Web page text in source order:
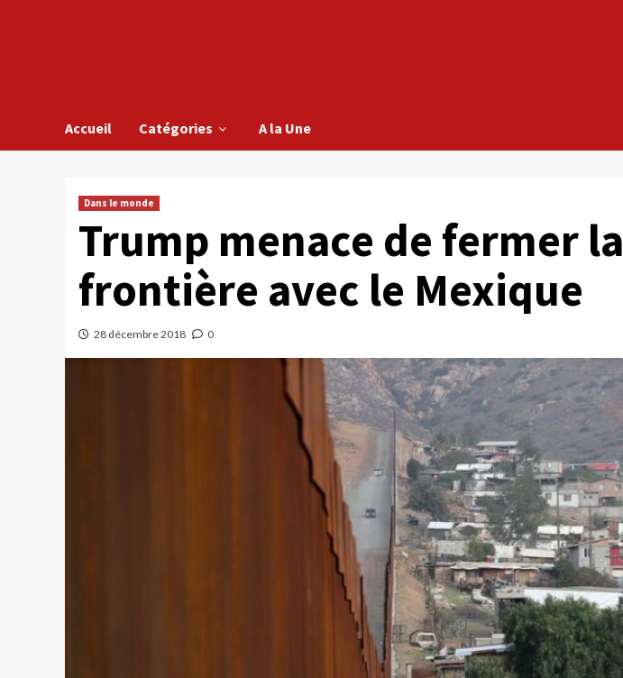
Accueil Catégories A la Une
Dans le monde
Trump menace de fermer la
frontière avec le Mexique
28 décembre 2018 0